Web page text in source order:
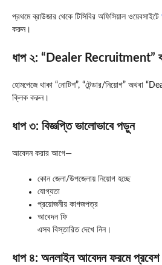
প্রথমে ব্রাউজার থেকে টিসিবির অফিসিয়াল ওয়েবসাইটে
করুন।
ধাপ ২: “Dealer Recruitment” বা
হোমপেজে থাকা “নোটিশ”, “টেন্ডার/নিয়োগ” অথবা
ক্লিক করুন।
ধাপ ৩: বিজ্ঞপ্তি ভালোভাবে পড়ুন
আবেদন করার আগে—
কোন জেলা/উপজেলায় নিয়োগ হচ্ছে
যোগ্যতা
প্রয়োজনীয় কাগজপত্র
আবেদন ফি
এসব বিস্তারিত দেখে নিন।
ধাপ ৪: অনলাইন আবেদন ফরমে